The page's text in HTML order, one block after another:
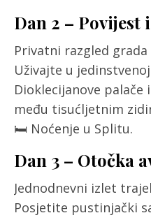
Dan 2 –
Privatni razgled grada
Uživajte u
Dioklecijanove
među tisućljetnim
🛏️ Noćenje u Splitu.
Dan 3 – Otočka
Jednodnevni izlet
Posjetite pustinjački